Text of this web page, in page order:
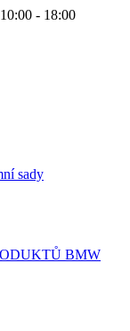
- 18:00
sady
BMW